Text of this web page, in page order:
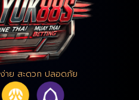
าย สะดวก ปลอดภัย